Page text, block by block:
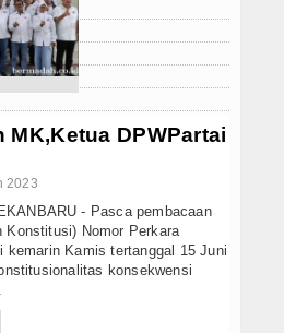
MK,Ketua DPWPartai
2023
- Pasca pembacaan
Konstitusi) Nomor Perkara
kemarin Kamis tertanggal 15 Juni
konsekwensi